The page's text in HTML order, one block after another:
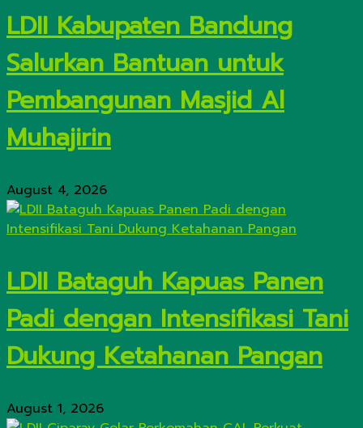
LDII Kabupaten Bandung
Salurkan Bantuan untuk
Pembangunan Masjid Al
Muhajirin
August 4, 2026
LDII Bataguh Kapuas Panen
Padi dengan Intensifikasi Tani
Dukung Ketahanan Pangan
August 1, 2026